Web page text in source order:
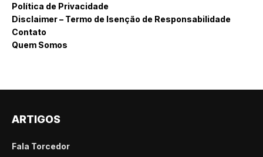
Política de Privacidade
Disclaimer – Termo de Isenção de Responsabilidade
Contato
Quem Somos
ARTIGOS
Fala Torcedor